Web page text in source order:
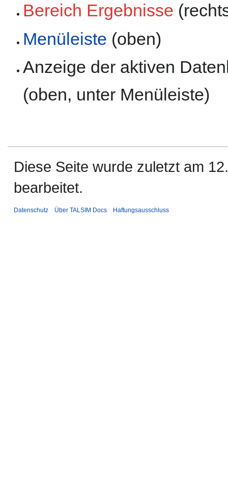
Bereich Ergebnisse
Menüleiste (oben)
Anzeige der aktiven
(oben, unter Menüleiste)
Diese Seite wurde zuletzt am
bearbeitet.
Datenschutz Über TALSIM Docs Haftungsausschluss